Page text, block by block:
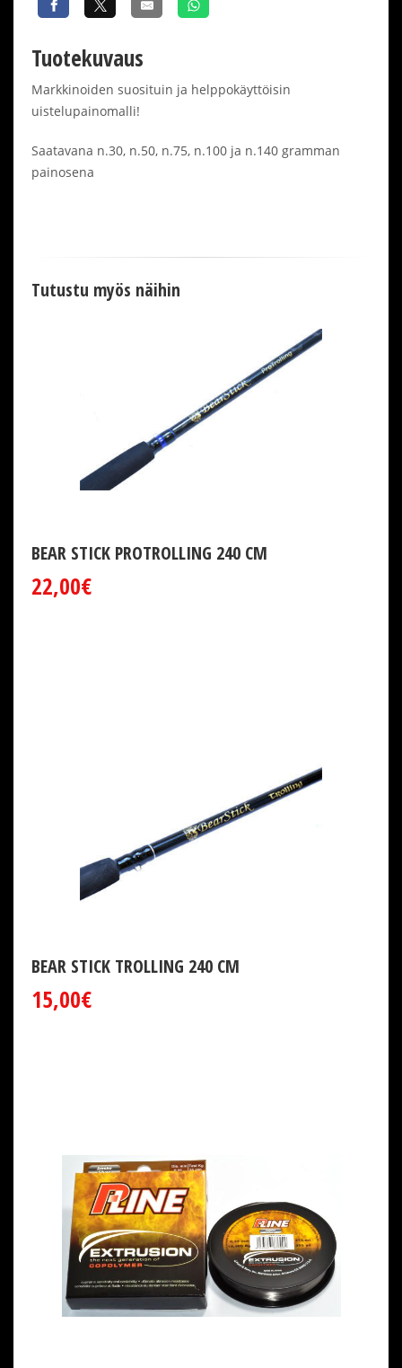
Tuotekuvaus
Markkinoiden suosituin ja helppokäyttöisin
uistelupainomalli!
Saatavana n.30, n.50, n.75, n.100 ja n.140 gramman
painosena
Tutustu myös näihin
BEAR STICK PROTROLLING 240 CM
22,00€
BEAR STICK TROLLING 240 CM
15,00€